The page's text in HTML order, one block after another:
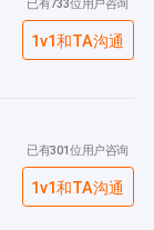
已有733位用户咨询
1v1和TA沟通
已有301位用户咨询
1v1和TA沟通